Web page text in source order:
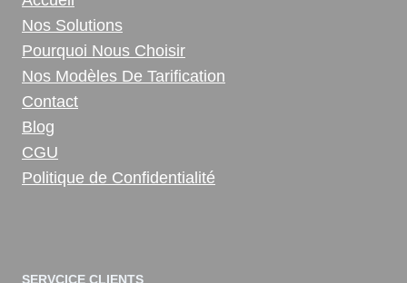
Nos Solutions
Pourquoi Nous Choisir
Nos Modèles De Tarification
Contact
Blog
CGU
Politique de Confidentialité
SERVCICE CLIENTS